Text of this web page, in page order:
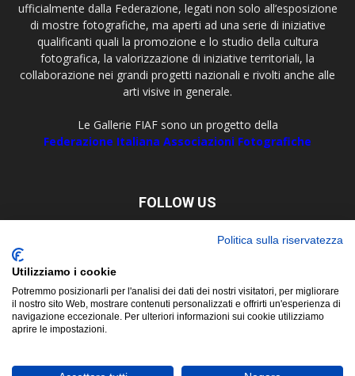
ufficialmente dalla Federazione, legati non solo all’esposizione
di mostre fotografiche, ma aperti ad una serie di iniziative
qualificanti quali la promozione e lo studio della cultura
fotografica, la valorizzazione di iniziative territoriali, la
collaborazione nei grandi progetti nazionali e rivolti anche alle
arti visive in generale.
Le Gallerie FIAF sono un progetto della
Federazione Italiana Associazioni Fotografiche
FOLLOW US
Politica sulla riservatezza
Utilizziamo i cookie
Potremmo posizionarli per l'analisi dei dati dei nostri visitatori, per migliorare
il nostro sito Web, mostrare contenuti personalizzati e offrirti un'esperienza di
navigazione eccezionale. Per ulteriori informazioni sui cookie utilizziamo
aprire le impostazioni.